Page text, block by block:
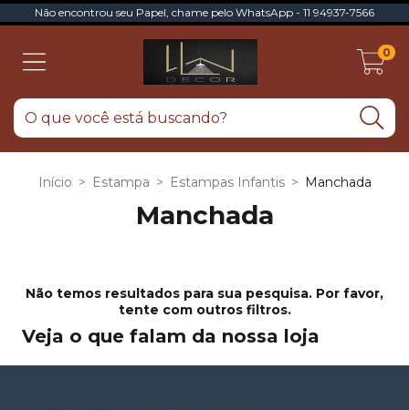
Não encontrou seu Papel, chame pelo WhatsApp - 11 94937-7566
0
Início > Estampa > Estampas Infantis > Manchada
Manchada
Não temos resultados para sua pesquisa. Por favor,
tente com outros filtros.
Veja o que falam da nossa loja